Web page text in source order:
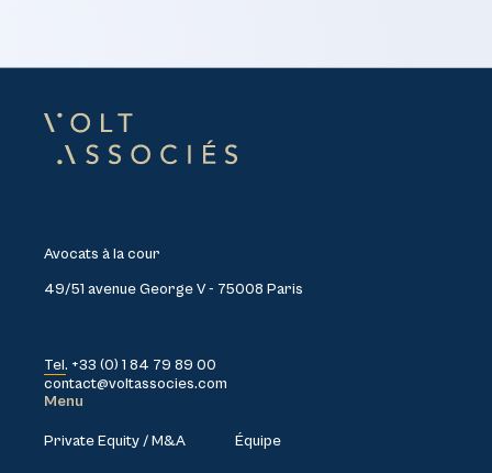
Avocats à la cour
49/51 avenue George V - 75008 Paris
Tel. +33 (0) 1 84 79 89 00
contact@voltassocies.com
Menu
Private Equity / M&A Équipe